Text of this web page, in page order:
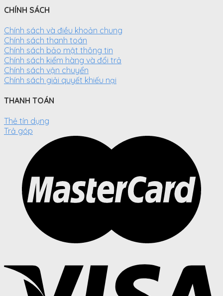
CHÍNH SÁCH
Chính sách và điều khoản chung
Chính sách thanh toán
Chính sách bảo mật thông tin
Chính sách kiểm hàng và đổi trả
Chính sách vận chuyển
Chính sách giải quyết khiếu nại
THANH TOÁN
Thẻ tín dụng
Trả góp